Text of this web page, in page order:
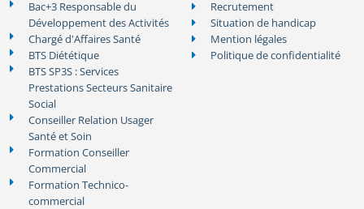
Bac+3 Responsable du
Développement des Activités
Chargé d'Affaires Santé
BTS Diététique
BTS SP3S : Services
Prestations Secteurs Sanitaire
Social
Conseiller Relation Usager
Santé et Soin
Formation Conseiller
Commercial
Formation Technico-
commercial
Recrutement
Situation de handicap
Mention légales
Politique de confidentialité